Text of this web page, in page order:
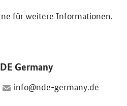
für weitere Informationen.
Germany
info@nde-germany.de